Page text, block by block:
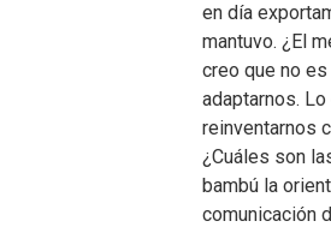
en día
mantuvo. ¿El
creo que no es
adaptarnos.
reinventarnos
¿Cuáles son
bambú la
comunicación